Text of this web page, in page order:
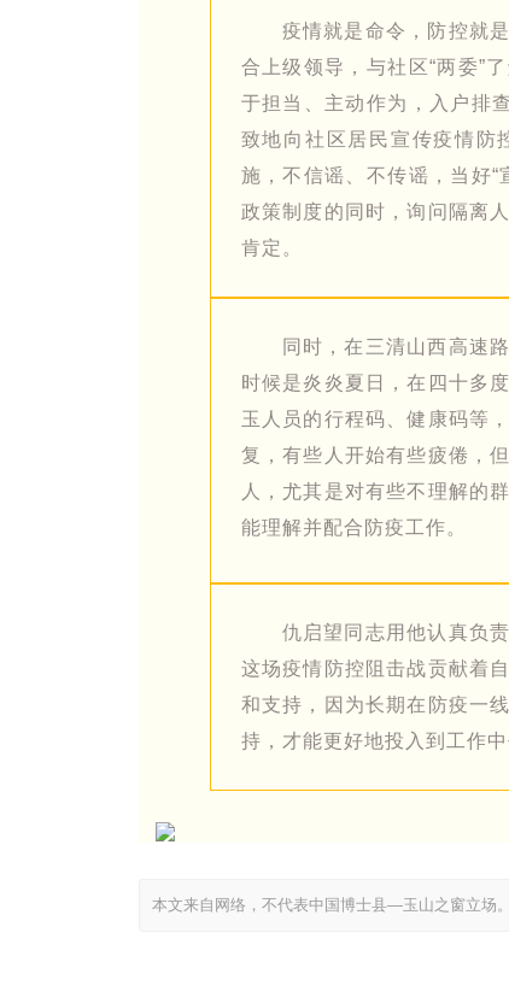
疫情就是命令，防控就
合上级领导，与社区“两委”
于担当、主动作为，入户排
致地向社区居民宣传疫情防
施，不信谣、不传谣，当好
政策制度的同时，询问隔离
肯定。
同时，在三清山西高速
时候是炎炎夏日，在四十多
玉人员的行程码、健康码等
复，有些人开始有些疲倦，
人，尤其是对有些不理解的
能理解并配合防疫工作。
仇启望同志用他认真负
这场疫情防控阻击战贡献着
和支持，因为长期在防疫一
持，才能更好地投入到工作中
本文来自网络，不代表中国博士县—玉山之窗立场